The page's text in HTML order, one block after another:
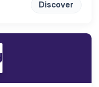
Discover